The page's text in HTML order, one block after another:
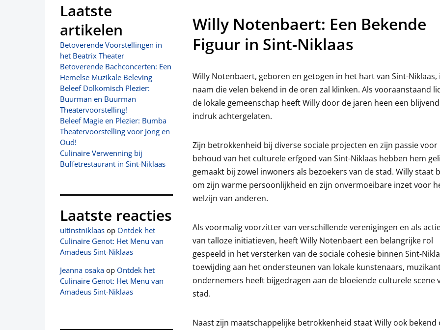
Laatste
artikelen
Betoverende Voorstellingen in
het Beatrix Theater
Betoverende Bachconcerten: Een
Hemelse Muzikale Beleving
Beleef Dolkomisch Plezier:
Buurman en Buurman
Theatervoorstelling!
Beleef Magie en Plezier: Bumba
Theatervoorstelling voor Jong en
Oud!
Culinaire Verwenning bij
Buffetrestaurant in Sint-Niklaas
Laatste reacties
uitinstniklaas op Ontdek het
Culinaire Genot: Het Menu van
Amadeus Sint-Niklaas
Jeanna osaka op Ontdek het
Culinaire Genot: Het Menu van
Amadeus Sint-Niklaas
Willy Notenbaert: Een Bekende
Figuur in Sint-Niklaas
Willy Notenbaert, geboren en getogen in het hart van Sint-Niklaas,
naam die velen bekend in de oren zal klinken. Als vooraanstaand
de lokale gemeenschap heeft Willy door de jaren heen een
indruk achtergelaten.
Zijn betrokkenheid bij diverse sociale projecten en zijn passie voor
behoud van het culturele erfgoed van Sint-Niklaas hebben hem
gemaakt bij zowel inwoners als bezoekers van de stad. Willy staat
om zijn warme persoonlijkheid en zijn onvermoeibare inzet voor
welzijn van anderen.
Als voormalig voorzitter van verschillende verenigingen en als
van talloze initiatieven, heeft Willy Notenbaert een belangrijke rol
gespeeld in het versterken van de sociale cohesie binnen Sint-
toewijding aan het ondersteunen van lokale kunstenaars,
ondernemers heeft bijgedragen aan de bloeiende culturele scene
stad.
Naast zijn maatschappelijke betrokkenheid staat Willy ook bekend